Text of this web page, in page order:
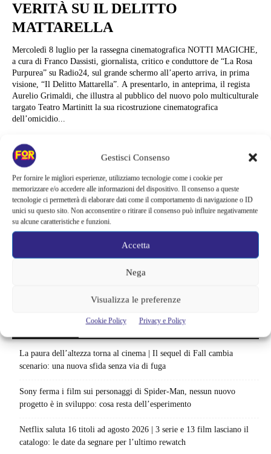
Gestisci Consenso
Per fornire le migliori esperienze, utilizziamo tecnologie come i cookie per
memorizzare e/o accedere alle informazioni del dispositivo. Il consenso a queste
tecnologie ci permetterà di elaborare dati come il comportamento di navigazione o ID
unici su questo sito. Non acconsentire o ritirare il consenso può influire negativamente
su alcune caratteristiche e funzioni.
Accetta
Nega
Visualizza le preferenze
Cookie Policy Privacy e Policy
VERITÀ SU IL DELITTO
MATTARELLA
Mercoledì 8 luglio per la rassegna cinematografica NOTTI MAGICHE,
a cura di Franco Dassisti, giornalista, critico e conduttore de “La Rosa
Purpurea” su Radio24, sul grande schermo all’aperto arriva, in prima
visione, “Il Delitto Mattarella”. A presentarlo, in anteprima, il regista
Aurelio Grimaldi, che illustra al pubblico del nuovo polo multiculturale
targato Teatro Martinitt la sua ricostruzione cinematografica
dell’omicidio...
Alessandra Chiaradia
La paura dell’altezza torna al cinema | Il sequel di Fall cambia
scenario: una nuova sfida senza via di fuga
Sony ferma i film sui personaggi di Spider-Man, nessun nuovo
progetto è in sviluppo: cosa resta dell’esperimento
Netflix saluta 16 titoli ad agosto 2026 | 3 serie e 13 film lasciano il
catalogo: le date da segnare per l’ultimo rewatch